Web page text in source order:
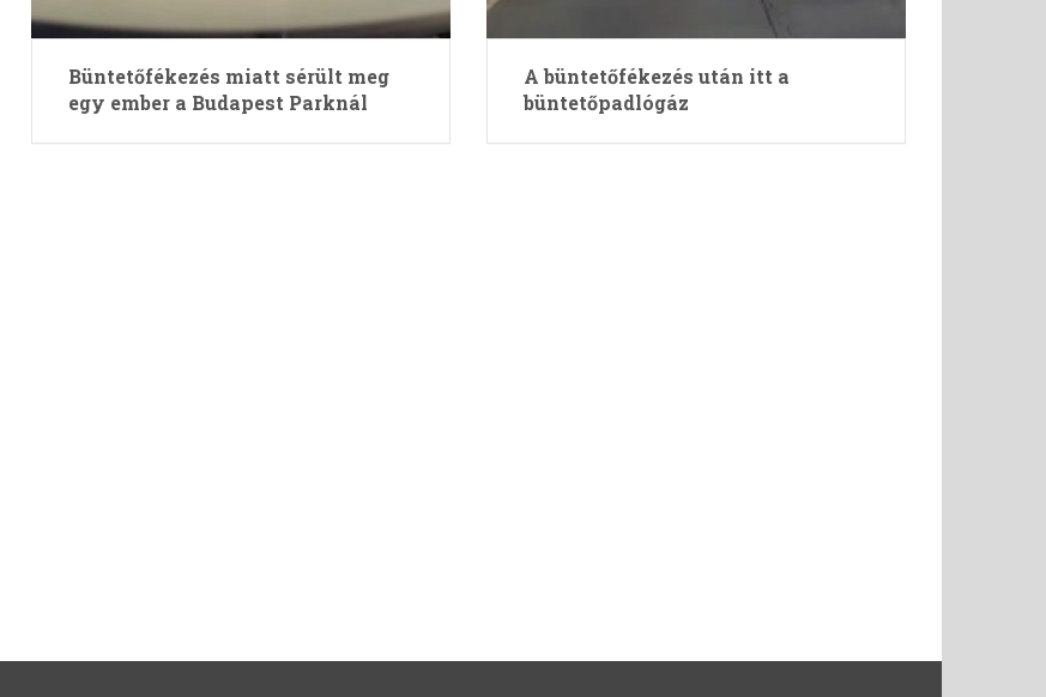
Büntetőfékezés miatt sérült meg
egy ember a Budapest Parknál
A büntetőfékezés után itt a
büntetőpadlógáz